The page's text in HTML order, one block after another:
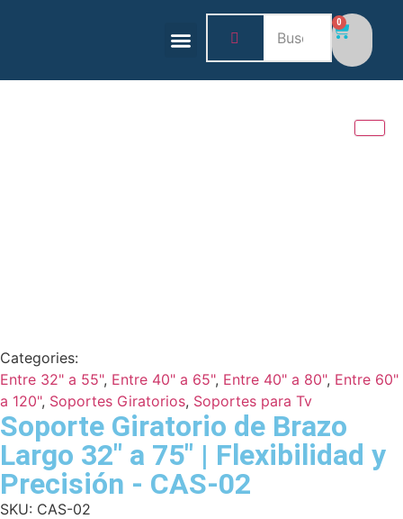
0
Categories:
Entre 32" a 55", Entre 40" a 65", Entre 40" a 80", Entre 60"
a 120", Soportes Giratorios, Soportes para Tv
Soporte Giratorio de Brazo
Largo 32" a 75" | Flexibilidad y
Precisión - CAS-02
SKU: CAS-02